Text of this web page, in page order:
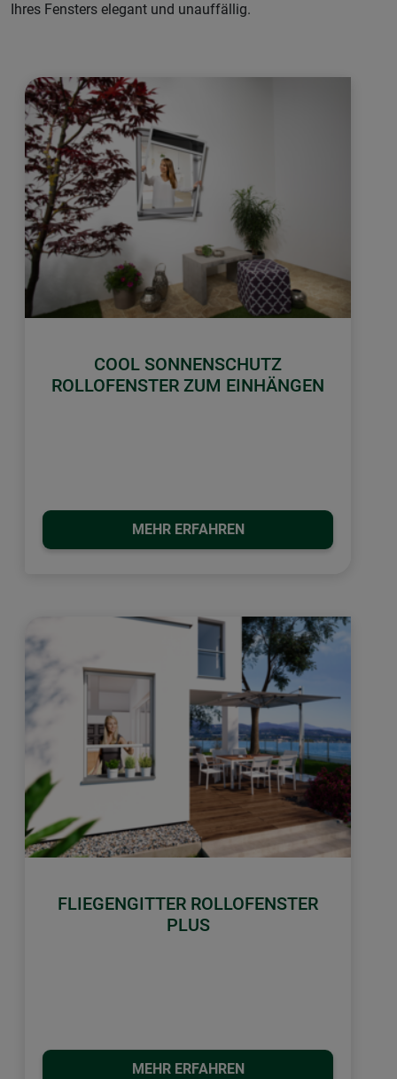
Ihres Fensters elegant und unauffällig.
COOL SONNENSCHUTZ
ROLLOFENSTER ZUM EINHÄNGEN
MEHR ERFAHREN
FLIEGENGITTER ROLLOFENSTER
PLUS
MEHR ERFAHREN